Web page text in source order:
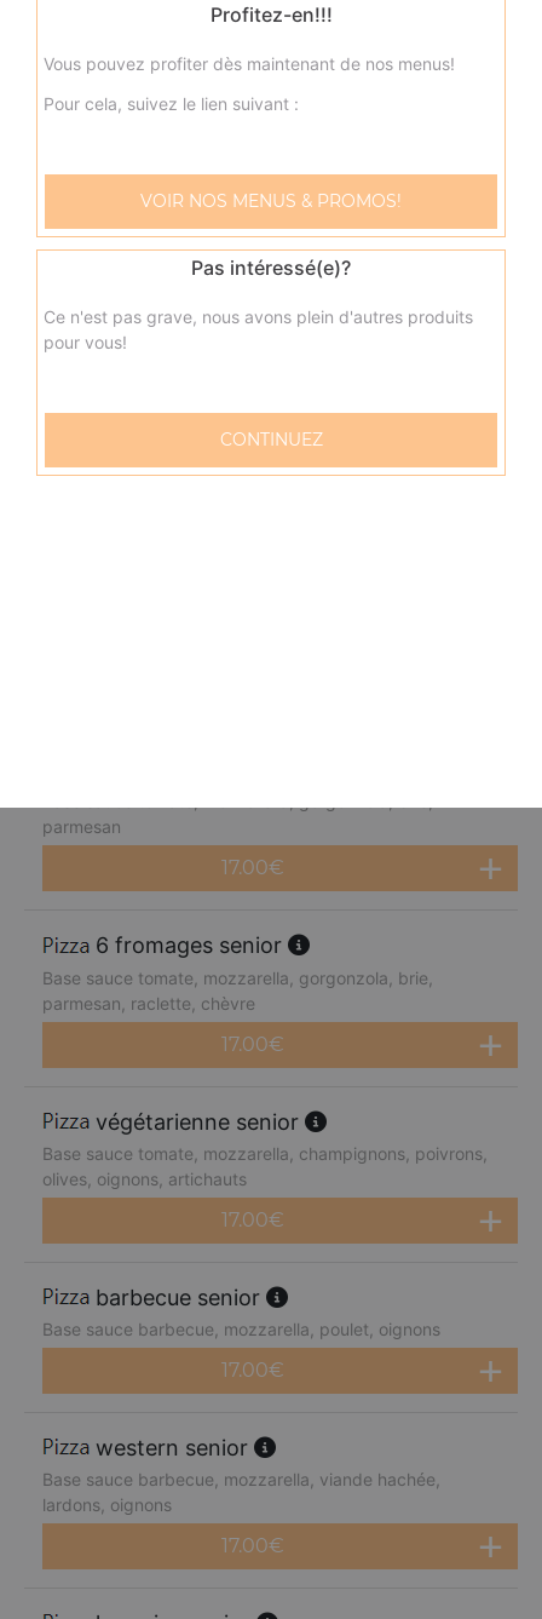
17.00€
neptune senior
17.00€
napolitaine senior
pacifico senior
Base sauce tomate, mozzarella, saumon fumé, oeufs de
lump, crème fraîche, citron
parmesan
17.00€
6 fromages senior
Base sauce tomate, mozzarella, gorgonzola, brie,
parmesan, raclette, chèvre
17.00€
végétarienne senior
Base sauce tomate, mozzarella, champignons, poivrons,
olives, oignons, artichauts
17.00€
barbecue senior
Base sauce barbecue, mozzarella, poulet, oignons
17.00€
western senior
Base sauce barbecue, mozzarella, viande hachée,
lardons, oignons
17.00€
Profitez-en!!!
Vous pouvez profiter dès maintenant de nos menus!
Pour cela, suivez le lien suivant :
VOIR NOS MENUS & PROMOS!
Pas intéressé(e)?
Ce n'est pas grave, nous avons plein d'autres produits
pour vous!
CONTINUEZ